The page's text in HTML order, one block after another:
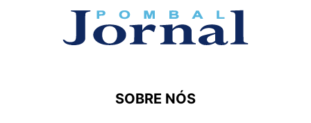
SOBRE NÓS